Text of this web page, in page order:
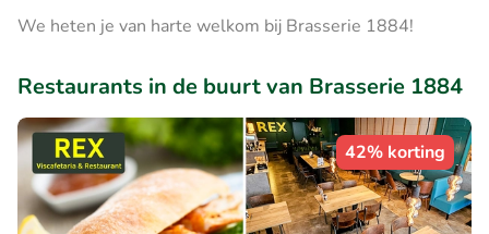
We heten je van harte welkom bij Brasserie 1884!
Restaurants in de buurt van Brasserie 1884
42% korting